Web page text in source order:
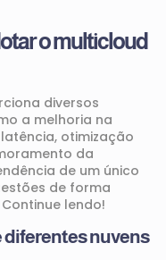
o multicloud
diversos
a melhoria na
otimização
da
de um único
de forma
lendo!
diferentes nuvens